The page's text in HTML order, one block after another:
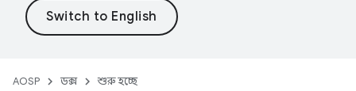
AOSP ডক্স শুরু হচ্ছে